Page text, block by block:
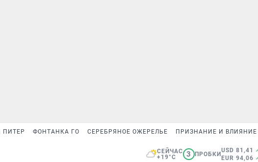
ПИТЕР ФОНТАНКА ГО СЕРЕБРЯНОЕ ОЖЕРЕЛЬЕ ПРИЗНАНИЕ И ВЛИЯНИЕ
СЕЙЧАС
+19°C
3 ПРОБКИ
USD 81,41
EUR 94,06